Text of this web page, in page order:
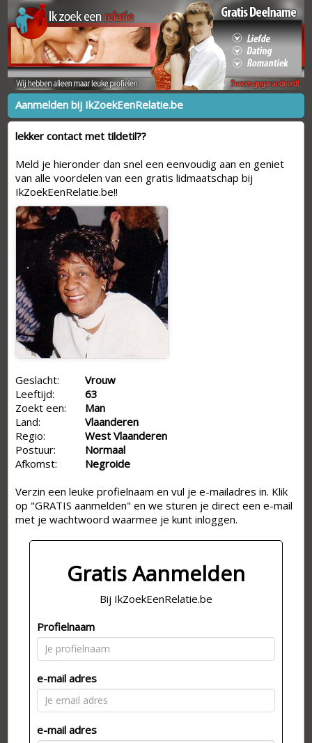
Aanmelden bij IkZoekEenRelatie.be
lekker contact met tildetil??
Meld je hieronder dan snel een eenvoudig aan en geniet
van alle voordelen van een gratis lidmaatschap bij
IkZoekEenRelatie.be!!
Geslacht:
Vrouw
Leeftijd:
63
Zoekt een:
Man
Land:
Vlaanderen
Regio:
West Vlaanderen
Postuur:
Normaal
Afkomst:
Negroide
Verzin een leuke profielnaam en vul je e-mailadres in. Klik
op "GRATIS aanmelden" en we sturen je direct een e-mail
met je wachtwoord waarmee je kunt inloggen.
Gratis Aanmelden
Bij IkZoekEenRelatie.be
Profielnaam
e-mail adres
e-mail adres